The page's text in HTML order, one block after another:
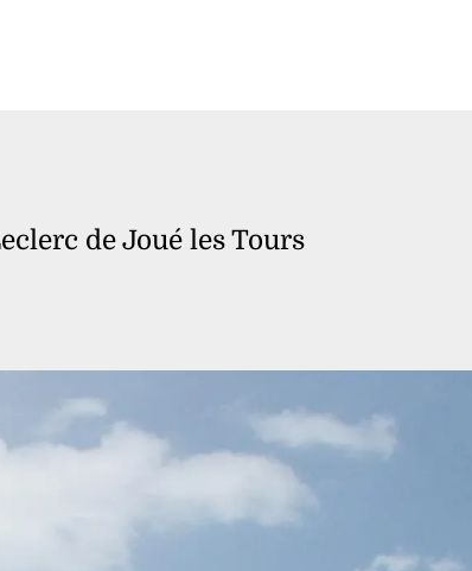
de Joué les Tours